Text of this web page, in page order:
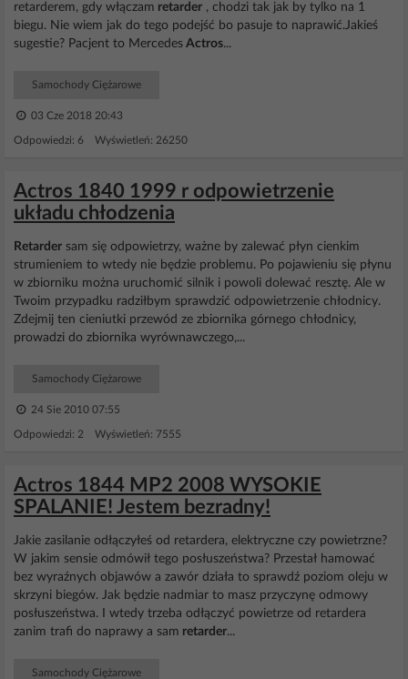
retarderem, gdy włączam retarder , chodzi tak jak by tylko na 1
biegu. Nie wiem jak do tego podejść bo pasuje to naprawić.Jakieś
sugestie? Pacjent to Mercedes Actros...
Samochody Ciężarowe
03 Cze 2018 20:43
Odpowiedzi: 6 Wyświetleń: 26250
Actros 1840 1999 r odpowietrzenie
układu chłodzenia
Retarder sam się odpowietrzy, ważne by zalewać płyn cienkim
strumieniem to wtedy nie będzie problemu. Po pojawieniu się płynu
w zbiorniku można uruchomić silnik i powoli dolewać resztę. Ale w
Twoim przypadku radziłbym sprawdzić odpowietrzenie chłodnicy.
Zdejmij ten cieniutki przewód ze zbiornika górnego chłodnicy,
prowadzi do zbiornika wyrównawczego,...
Samochody Ciężarowe
24 Sie 2010 07:55
Odpowiedzi: 2 Wyświetleń: 7555
Actros 1844 MP2 2008 WYSOKIE
SPALANIE! Jestem bezradny!
Jakie zasilanie odłączyłeś od retardera, elektryczne czy powietrzne?
W jakim sensie odmówił tego posłuszeństwa? Przestał hamować
bez wyraźnych objawów a zawór działa to sprawdź poziom oleju w
skrzyni biegów. Jak będzie nadmiar to masz przyczynę odmowy
posłuszeństwa. I wtedy trzeba odłączyć powietrze od retardera
zanim trafi do naprawy a sam retarder...
Samochody Ciężarowe